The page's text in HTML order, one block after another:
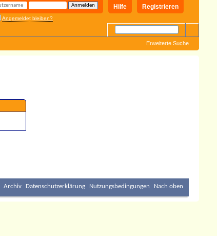
Registrieren
Hilfe
Angemeldet bleiben?
Erweiterte Suche
Archiv Datenschutzerklärung Nutzungsbedingungen Nach oben